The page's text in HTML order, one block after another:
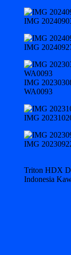
IMG
IMG
IMG
WA0093
IMG
IMG
Triton HDX
Indonesia